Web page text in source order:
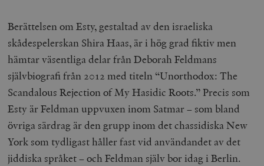
Berättelsen om Esty, gestaltad av den israeliska
skådespelerskan Shira Haas, är i hög grad fiktiv men
hämtar väsentliga delar från Deborah Feldmans
självbiografi från 2012 med titeln “Unorthodox: The
Scandalous Rejection of My Hasidic Roots.” Precis som
Esty är Feldman uppvuxen inom Satmar – som bland
övriga särdrag är den grupp inom det chassidiska New
York som tydligast håller fast vid användandet av det
jiddiska språket – och Feldman själv bor idag i Berlin.